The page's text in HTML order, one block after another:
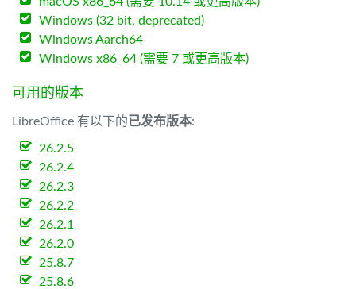
Windows (32 bit, deprecated)
Windows Aarch64
Windows x86_64 (需要 7 或更高版本)
可用的版本
LibreOffice 有以下的已发布版本:
26.2.5
26.2.4
26.2.3
26.2.2
26.2.1
26.2.0
25.8.7
25.8.6